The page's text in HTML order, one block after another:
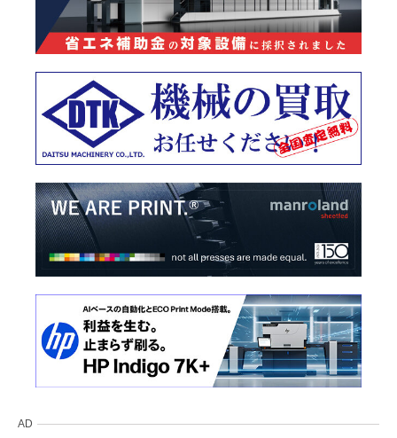
AD